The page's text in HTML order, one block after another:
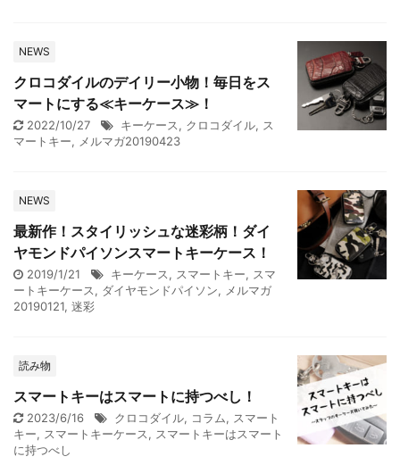
NEWS
クロコダイルのデイリー小物！毎日をス
マートにする≪キーケース≫！
2022/10/27 キーケース, クロコダイル, ス
マートキー, メルマガ20190423
NEWS
最新作！スタイリッシュな迷彩柄！ダイ
ヤモンドパイソンスマートキーケース！
2019/1/21 キーケース, スマートキー, スマ
ートキーケース, ダイヤモンドパイソン, メルマガ
20190121, 迷彩
読み物
スマートキーはスマートに持つべし！
2023/6/16 クロコダイル, コラム, スマート
キー, スマートキーケース, スマートキーはスマート
に持つべし